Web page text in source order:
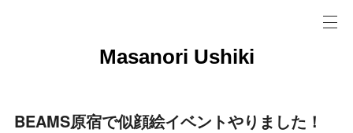
Masanori Ushiki
BEAMS原宿で似顔絵イベントやりました！